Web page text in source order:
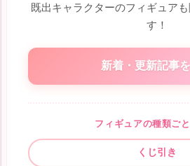
既出キャラクターのフィギュア
す！
新着・更新記事
フィギュアの種類ご
くじ引き